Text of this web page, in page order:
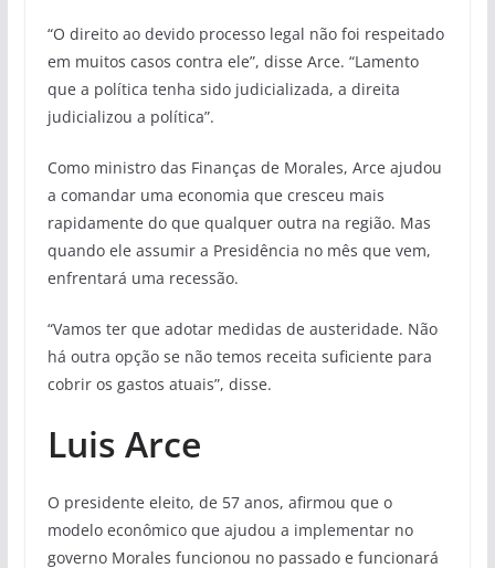
“O direito ao devido processo legal não foi respeitado
em muitos casos contra ele”, disse Arce. “Lamento
que a política tenha sido judicializada, a direita
judicializou a política”.
Como ministro das Finanças de Morales, Arce ajudou
a comandar uma economia que cresceu mais
rapidamente do que qualquer outra na região. Mas
quando ele assumir a Presidência no mês que vem,
enfrentará uma recessão.
“Vamos ter que adotar medidas de austeridade. Não
há outra opção se não temos receita suficiente para
cobrir os gastos atuais”, disse.
Luis Arce
O presidente eleito, de 57 anos, afirmou que o
modelo econômico que ajudou a implementar no
governo Morales funcionou no passado e funcionará